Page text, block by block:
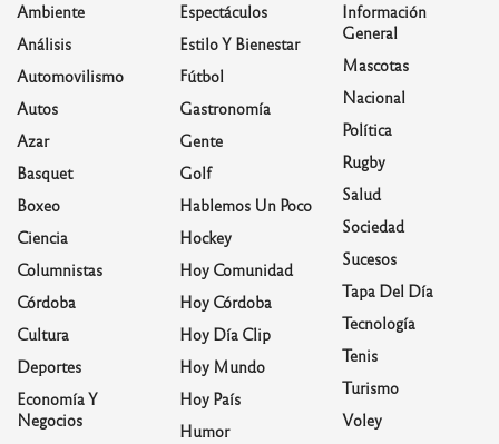
Ambiente
Análisis
Automovilismo
Autos
Azar
Basquet
Boxeo
Ciencia
Columnistas
Córdoba
Cultura
Deportes
Economía Y
Negocios
Espectáculos
Estilo Y Bienestar
Fútbol
Gastronomía
Gente
Golf
Hablemos Un Poco
Hockey
Hoy Comunidad
Hoy Córdoba
Hoy Día Clip
Hoy Mundo
Hoy País
Humor
Información
General
Mascotas
Nacional
Política
Rugby
Salud
Sociedad
Sucesos
Tapa Del Día
Tecnología
Tenis
Turismo
Voley